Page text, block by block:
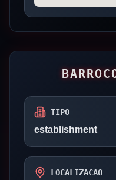
TIPO
establishment
LOCALIZACAO